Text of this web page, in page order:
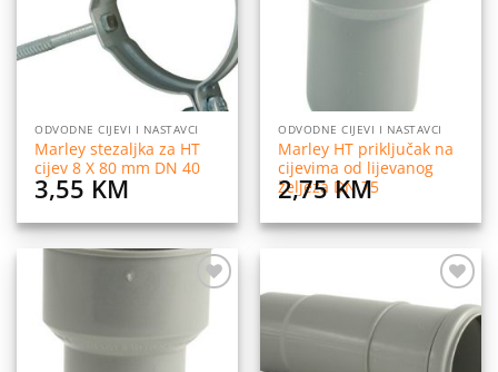
ODVODNE CIJEVI I NASTAVCI
Marley stezaljka za HT
cijev 8 X 80 mm DN 40
3,55 KM
ODVODNE CIJEVI I NASTAVCI
Marley HT priključak na
cijevima od lijevanog
željeza DN 75
2,75KM
listu
Dodaj
na
listu
želja